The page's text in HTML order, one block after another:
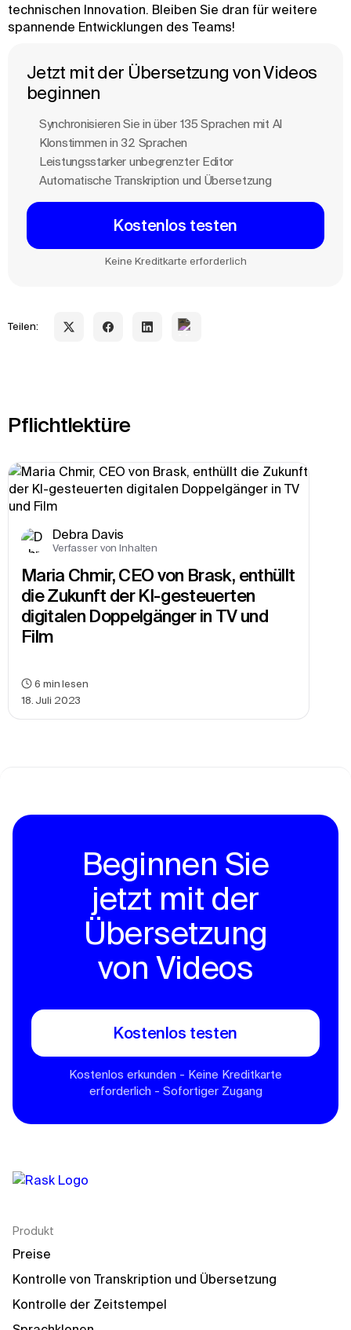
technischen Innovation. Bleiben Sie dran für weitere
spannende Entwicklungen des Teams!
Jetzt mit der Übersetzung von Videos
beginnen
Synchronisieren Sie in über 135 Sprachen mit Al
Klonstimmen in 32 Sprachen
Leistungsstarker unbegrenzter Editor
Automatische Transkription und Übersetzung
Kostenlos testen
Keine Kreditkarte erforderlich
Teilen:
Pflichtlektüre
Debra Davis
Verfasser von Inhalten
Maria Chmir, CEO von Brask, enthüllt
die Zukunft der KI-gesteuerten
digitalen Doppelgänger in TV und
Film
18. Juli 2023
6 min lesen
Beginnen Sie
jetzt mit der
Übersetzung
von Videos
Kostenlos testen
Kostenlos erkunden - Keine Kreditkarte
erforderlich - Sofortiger Zugang
Produkt
Preise
Kontrolle von Transkription und Übersetzung
Kontrolle der Zeitstempel